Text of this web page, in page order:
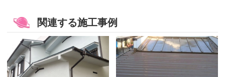
関連する施工事例